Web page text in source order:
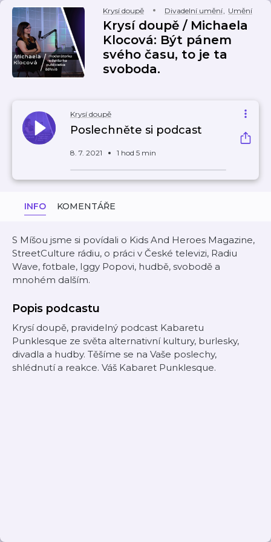
Krysí doupě Divadelní umění, Umění
Krysí doupě / Michaela
Klocová: Být pánem
svého času, to je ta
svoboda.
Krysí doupě
Poslechněte si podcast
8. 7. 2021 1 hod 5 min
INFO KOMENTÁŘE
S Míšou jsme si povídali o Kids And Heroes Magazine,
StreetCulture rádiu, o práci v České televizi, Radiu
Wave, fotbale, Iggy Popovi, hudbě, svobodě a
mnohém dalším.
Popis podcastu
Krysí doupě, pravidelný podcast Kabaretu
Punklesque ze světa alternativní kultury, burlesky,
divadla a hudby. Těšíme se na Vaše poslechy,
shlédnutí a reakce. Váš Kabaret Punklesque.